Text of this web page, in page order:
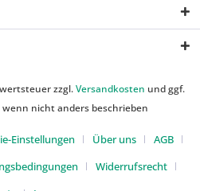
zzgl.Versandkosten und ggf.
nicht anders beschrieben
Einstellungen Über uns
AGB
Widerrufsrecht